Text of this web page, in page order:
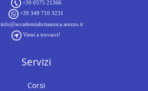
+39 0575 21366
+39 349 710 3231
info@accademiabritannica.arezzo.it
Vieni a trovarci!
Servizi
Corsi